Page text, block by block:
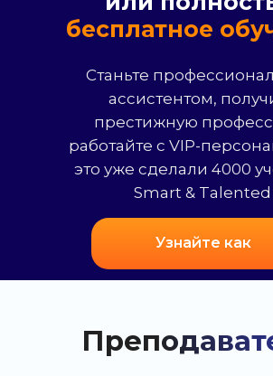
Узнайте как
бесплатное
Станьте
ассистентом,
престижную
работайте с VIP-
это уже сделали 4000
Smart & Talented